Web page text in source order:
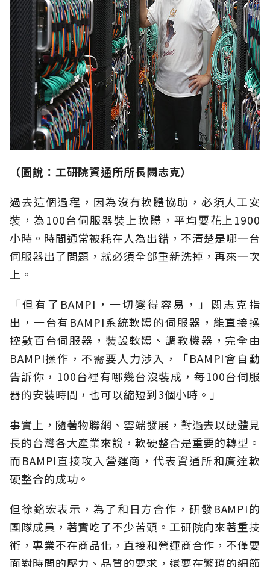
（圖說：工研院資通所所長闕志克）
過去這個過程，因為沒有軟體協助，必須人工安
裝，為100台伺服器裝上軟體，平均要花上1900
小時。時間通常被耗在人為出錯，不清楚是哪一台
伺服器出了問題，就必須全部重新洗掉，再來一次
上。
「但有了BAMPI，一切變得容易，」闕志克指
出，一台有BAMPI系統軟體的伺服器，能直接操
控數百台伺服器，裝設軟體、調教機器，完全由
BAMPI操作，不需要人力涉入，「BAMPI會自動
告訴你，100台裡有哪幾台沒裝成，每100台伺服
器的安裝時間，也可以縮短到3個小時。」
事實上，隨著物聯網、雲端發展，對過去以硬體見
長的台灣各大產業來說，軟硬整合是重要的轉型。
而BAMPI直接攻入營運商，代表資通所和廣達軟
硬整合的成功。
但徐銘宏表示，為了和日方合作，研發BAMPI的
團隊成員，著實吃了不少苦頭。工研院向來著重技
術，專業不在商品化，直接和營運商合作，不僅要
面對時間的壓力、品質的要求，還要在繁瑣的細節